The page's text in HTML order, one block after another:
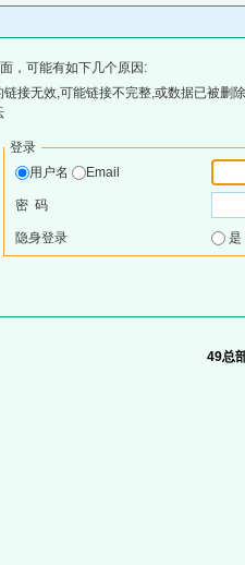
，可能有如下几个原因:
接无效,可能链接不完整,或数据已被删
登录
用户名
Email
密 码
隐身登录
49总